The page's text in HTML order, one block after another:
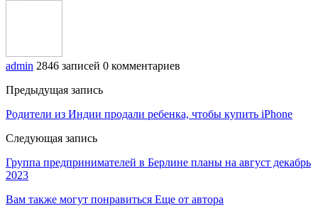
admin 2846 записей 0 комментариев
Предыдущая запись
Родители из Индии продали ребенка, чтобы купить iPhone
Следующая запись
Группа предпринимателей в Берлине планы на август декабрь
2023
Вам также могут понравиться Еще от автора